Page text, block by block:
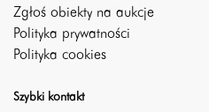
Zgłoś obiekty na aukcje
Polityka prywatności
Polityka cookies
Szybki kontakt